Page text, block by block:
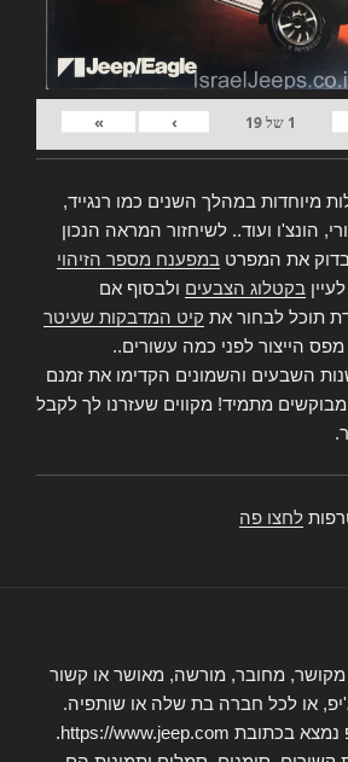
1 של19
›
»
מיוחדות במהלך השנים כמו רנגייד,
הונצ'ו ועוד.. לשיחזור המראה הנכון
בדוק את המפרט במפענח מספר הזיהוי
בקטלוג הצבעים ולבסוף אם
תוכל לבחור את קיט המדבקות שעיטר
הייצור לפני כמה עשורים..
השבעים והשמונים הקדימו את זמנם
מתמיד! מקווים שעזרנו לך לקבל
לחצו פה
מקושר, מחובר, מורשה, מאושר או קשור
או לכל חברה בת שלה או שותפיה.
האתר הרשמי של ג'יפ נמצא בכתובת https://www.jeep.com.